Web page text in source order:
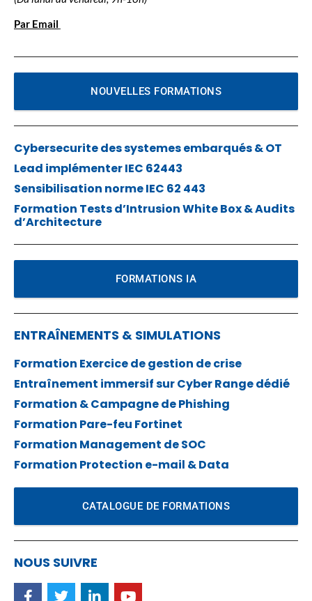
Par Email
NOUVELLES FORMATIONS
Cybersecurite des systemes embarqués & OT
Lead implémenter IEC 62443
Sensibilisation norme IEC 62 443
Formation Tests d’Intrusion White Box & Audits
d’Architecture
FORMATIONS IA
ENTRAÎNEMENTS & SIMULATIONS
Formation Exercice de gestion de crise
Entraînement immersif sur Cyber Range dédié
Formation & Campagne de Phishing
Formation Pare-feu Fortinet
Formation Management de SOC
Formation Protection e-mail & Data
CATALOGUE DE FORMATIONS
NOUS SUIVRE